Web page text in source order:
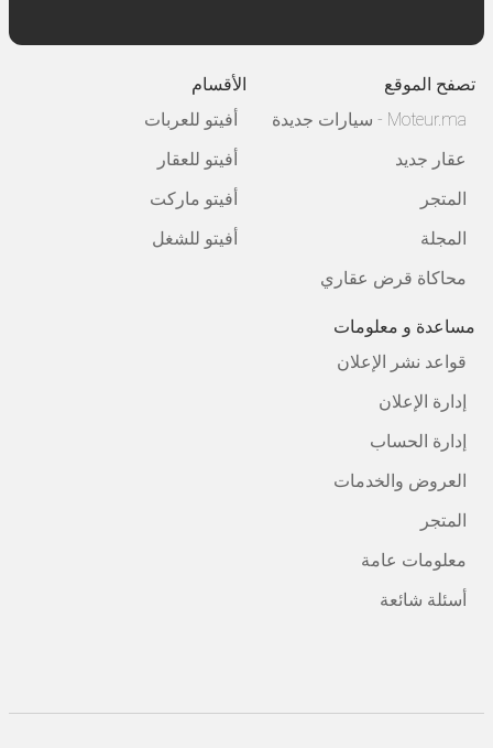
تصفح الموقع
Moteur.ma - سيارات جديدة
عقار جديد
المتجر
المجلة
محاكاة قرض عقاري
الأقسام
أفيتو للعربات
أفيتو للعقار
أفيتو ماركت
أفيتو للشغل
مساعدة و معلومات
قواعد نشر الإعلان
إدارة الإعلان
إدارة الحساب
العروض والخدمات
المتجر
معلومات عامة
أسئلة شائعة